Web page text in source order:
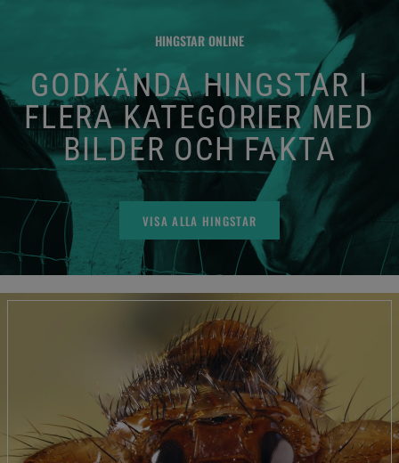
HINGSTAR ONLINE
GODKÄNDA HINGSTAR I
FLERA KATEGORIER MED
BILDER OCH FAKTA
VISA ALLA HINGSTAR